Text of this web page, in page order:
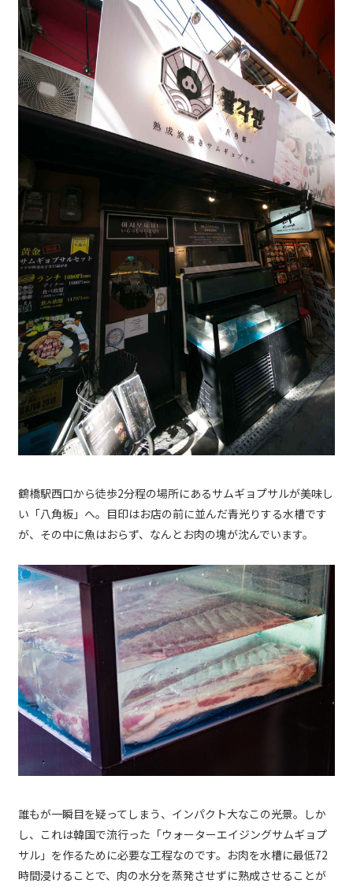
鶴橋駅西口から徒歩2分程の場所にあるサムギョプサルが美味し
い「八角板」へ。目印はお店の前に並んだ青光りする水槽です
が、その中に魚はおらず、なんとお肉の塊が沈んでいます。
誰もが一瞬目を疑ってしまう、インパクト大なこの光景。しか
し、これは韓国で流行った「ウォーターエイジングサムギョプ
サル」を作るために必要な工程なのです。お肉を水槽に最低72
時間浸けることで、肉の水分を蒸発させずに熟成させることが